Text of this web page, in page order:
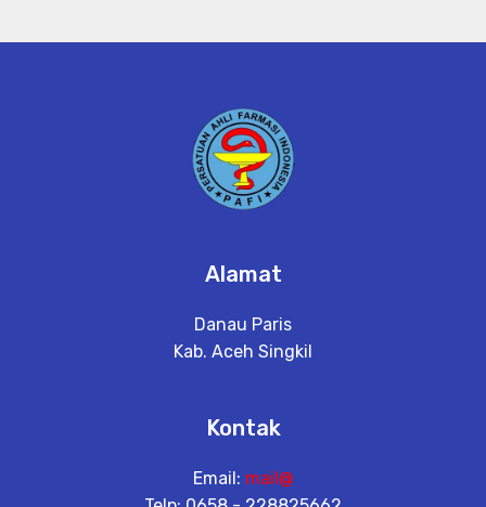
Alamat
Danau Paris
Kab. Aceh Singkil
Kontak
Email: mail@